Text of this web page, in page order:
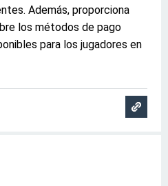
Además, proporciona
los métodos de pago
para los jugadores en